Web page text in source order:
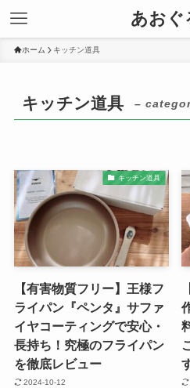
あおぐ
ホーム キッチン道具
キッチン道具 –
キッチン道具
【有害物質フリー】王様フ
ライパン『ペンタ』サファ
イヤコーティングで安心・
長持ち！究極のフライパン
を徹底レビュー
2024-10-12